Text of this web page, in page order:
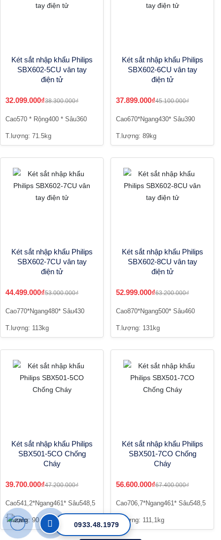
Két sắt nhập khẩu Philips
SBX602-5CU vân tay
điện tử
32.099.000₫38.300.000₫
Cao570 * Rộng400 * Sâu360
T.lượng: 71.5kg
Két sắt nhập khẩu Philips
SBX602-6CU vân tay
điện tử
37.899.000₫45.100.000₫
Cao670*Ngang430* Sâu390
T.lượng: 89kg
Két sắt nhập khẩu Philips
SBX602-7CU vân tay
điện tử
44.499.000₫53.000.000₫
Cao770*Ngang480* Sâu430
T.lượng: 113kg
Két sắt nhập khẩu Philips
SBX602-8CU vân tay
điện tử
52.999.000₫63.200.000₫
Cao870*Ngang500* Sâu460
T.lượng: 131kg
Két sắt nhập khẩu Philips
SBX501-5CO Chống
Cháy
39.700.000₫47.200.000₫
Cao541,2*Ngang461* Sâu548,5
T.lượng: 90,9kg
Két sắt nhập khẩu Philips
SBX501-7CO Chống
Cháy
56.600.000₫67.400.000₫
Cao706,7*Ngang461* Sâu548,5
T.lượng: 111,1kg
0933.48.1979